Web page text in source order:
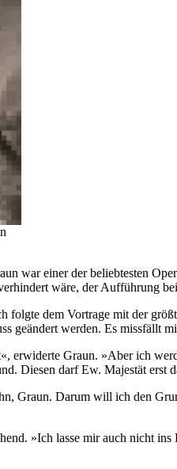
war einer der beliebtesten
wäre, der Aufführung
folgte dem Vortrage mit der
geändert werden. Es missfällt
erwiderte Graun. »Aber ich
Diesen darf Ew. Majestät erst
Graun. Darum will ich den
»Ich lasse mir auch nicht ins